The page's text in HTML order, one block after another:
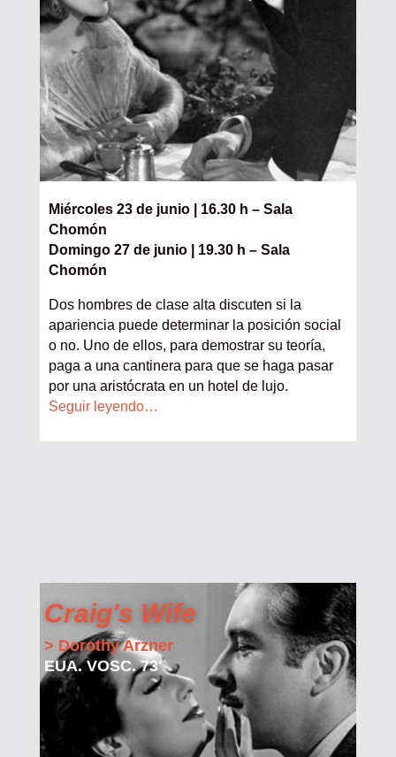
Miércoles 23 de junio | 16.30 h – Sala
Chomón
Domingo 27 de junio | 19.30 h – Sala
Chomón
Dos hombres de clase alta discuten si la
apariencia puede determinar la posición social
o no. Uno de ellos, para demostrar su teoría,
paga a una cantinera para que se haga pasar
por una aristócrata en un hotel de lujo.
Seguir leyendo…
Craig's Wife
> Dorothy Arzner
EUA. VOSC. 73′